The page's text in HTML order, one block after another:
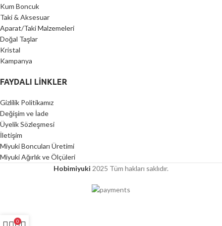
Kum Boncuk
Taki & Aksesuar
Aparat/Taki Malzemeleri
Doğal Taşlar
Kristal
Kampanya
FAYDALI LİNKLER
Gizlilik Politikamız
Değişim ve İade
Üyelik Sözleşmesi
İletişim
Miyuki Boncuları Üretimi
Miyuki Ağırlık ve Ölçüleri
Hobimiyuki 2025 Tüm hakları saklıdır.
0